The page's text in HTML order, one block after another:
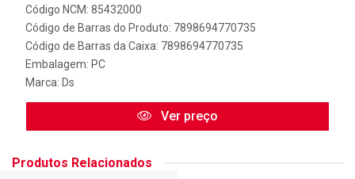
Código NCM: 85432000
Código de Barras do Produto: 7898694770735
Código de Barras da Caixa: 7898694770735
Embalagem: PC
Marca: Ds
Ver preço
Produtos Relacionados